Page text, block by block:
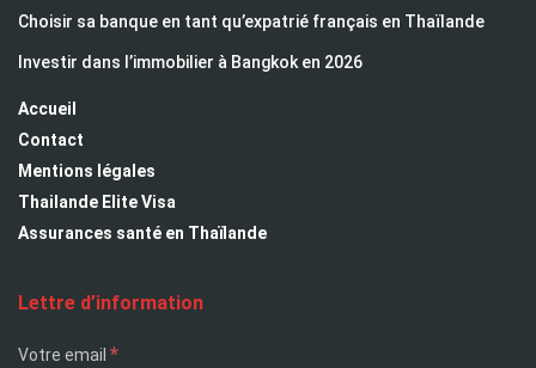
Choisir sa banque en tant qu’expatrié français en Thaïlande
Investir dans l’immobilier à Bangkok en 2026
Accueil
Contact
Mentions légales
Thailande Elite Visa
Assurances santé en Thaïlande
Lettre d’information
Votre email *